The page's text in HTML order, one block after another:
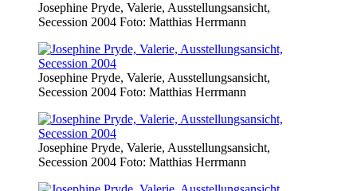
Josephine Pryde, Valerie, Ausstellungsansicht,
Secession 2004 Foto: Matthias Herrmann
Josephine Pryde, Valerie, Ausstellungsansicht,
Secession 2004 Foto: Matthias Herrmann
Josephine Pryde, Valerie, Ausstellungsansicht,
Secession 2004 Foto: Matthias Herrmann